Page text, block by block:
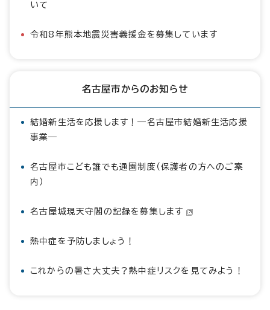
いて
令和8年熊本地震災害義援金を募集しています
名古屋市からのお知らせ
結婚新生活を応援します！―名古屋市結婚新生活応援
事業―
名古屋市こども誰でも通園制度（保護者の方へのご案
内）
名古屋城現天守閣の記録を募集します
熱中症を予防しましょう！
これからの暑さ大丈夫？熱中症リスクを見てみよう！